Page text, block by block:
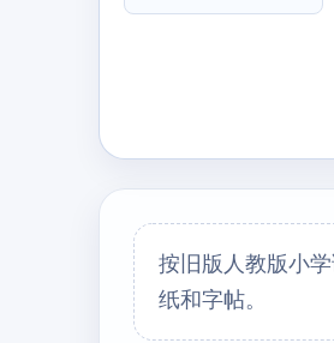
按旧版人教版小
纸和字帖。